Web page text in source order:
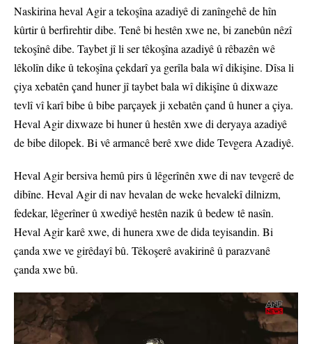
Naskirina heval Agir a tekoşîna azadiyê di zanîngehê de hîn
kûrtir û berfirehtir dibe. Tenê bi hestên xwe ne, bi zanebûn nêzî
tekoşînê dibe. Taybet jî li ser têkoşîna azadiyê û rêbazên wê
lêkolîn dike û tekoşîna çekdarî ya gerîla bala wî dikişine. Dîsa li
çiya xebatên çand huner jî taybet bala wî dikişîne û dixwaze
tevlî vî karî bibe û bibe parçayek ji xebatên çand û huner a çiya.
Heval Agir dixwaze bi huner û hestên xwe di deryaya azadiyê
de bibe dilopek. Bi vê armancê berê xwe dide Tevgera Azadiyê.
Heval Agir bersiva hemû pirs û lêgerînên xwe di nav tevgerê de
dibîne. Heval Agir di nav hevalan de weke hevalekî dilnizm,
fedekar, lêgerîner û xwediyê hestên nazik û bedew tê nasîn.
Heval Agir karê xwe, di hunera xwe de dida teyisandin. Bi
çanda xwe ve girêdayî bû. Têkoşerê avakirinê û parazvanê
çanda xwe bû.